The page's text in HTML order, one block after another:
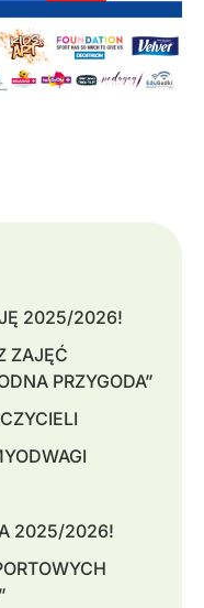
2025/2026!
ZAJĘĆ
PRZYGODA”
2025/2026!